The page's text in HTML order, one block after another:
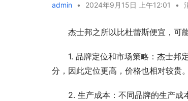
admin • 2024年9月15日 上午12:01 •
杰士邦之所以比杜蕾斯便宜，可
1. 品牌定位和市场策略：杰士邦
分，因此定位更高，价格也相对较贵。
2. 生产成本：不同品牌的生产成